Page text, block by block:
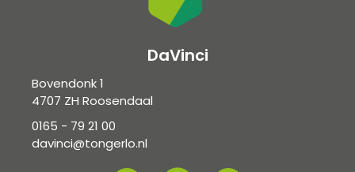
DaVinci
Bovendonk 1
4707 ZH Roosendaal
0165 - 79 21 00
davinci@tongerlo.nl